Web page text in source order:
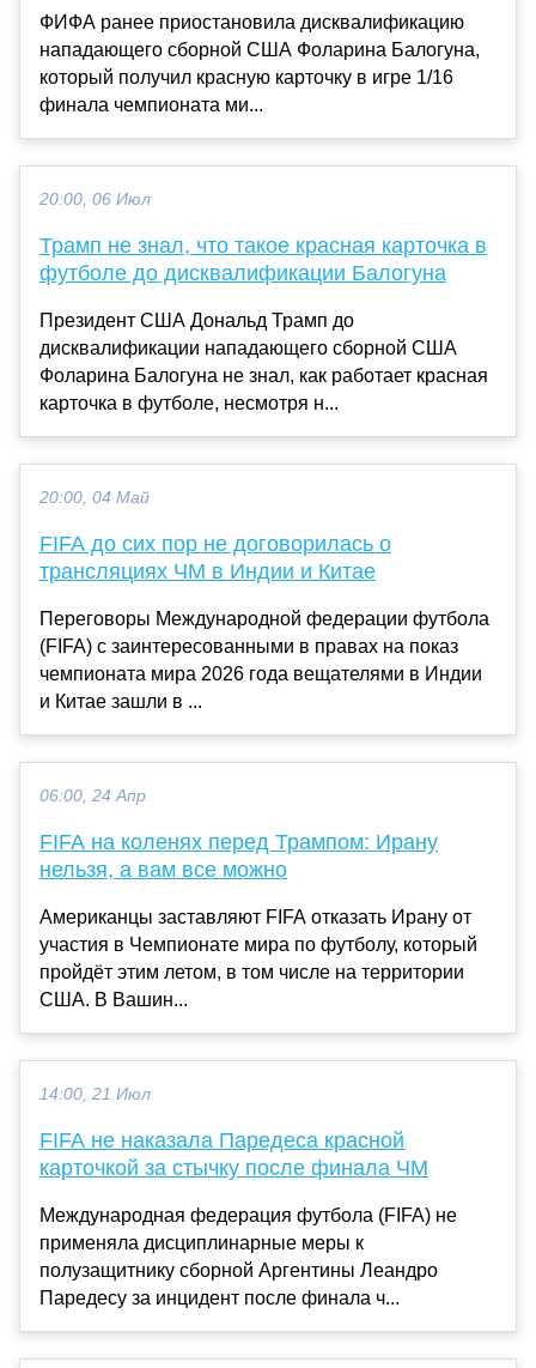
ФИФА ранее приостановила дисквалификацию
нападающего сборной США Фоларина Балогуна,
который получил красную карточку в игре 1/16
финала чемпионата ми...
20:00, 06 Июл
Трамп не знал, что такое красная карточка в
футболе до дисквалификации Балогуна
Президент США Дональд Трамп до
дисквалификации нападающего сборной США
Фоларина Балогуна не знал, как работает красная
карточка в футболе, несмотря н...
20:00, 04 Май
FIFA до сих пор не договорилась о
трансляциях ЧМ в Индии и Китае
Переговоры Международной федерации футбола
(FIFA) с заинтересованными в правах на показ
чемпионата мира 2026 года вещателями в Индии
и Китае зашли в ...
06:00, 24 Апр
FIFA на коленях перед Трампом: Ирану
нельзя, а вам все можно
Американцы заставляют FIFA отказать Ирану от
участия в Чемпионате мира по футболу, который
пройдёт этим летом, в том числе на территории
США. В Вашин...
14:00, 21 Июл
FIFA не наказала Паредеса красной
карточкой за стычку после финала ЧМ
Международная федерация футбола (FIFA) не
применяла дисциплинарные меры к
полузащитнику сборной Аргентины Леандро
Паредесу за инцидент после финала ч...